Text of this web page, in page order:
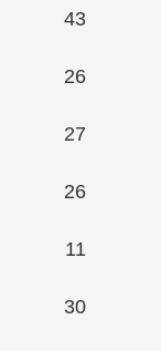
43
26
27
26
11
30